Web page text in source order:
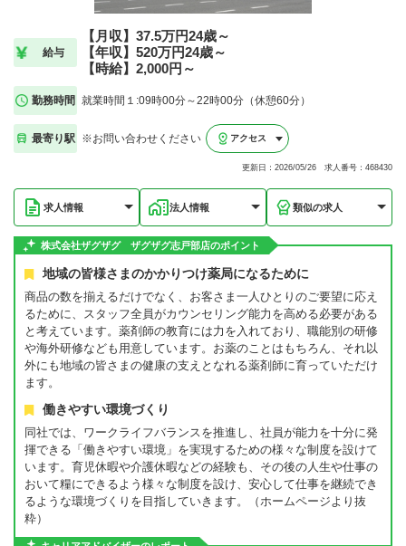
給与
【月収】37.5万円24歳～
【年収】520万円24歳～
【時給】2,000円～
勤務時間 就業時間１:09時00分～22時00分（休憩60分）
最寄り駅 ※お問い合わせください アクセス
更新日：2026/05/26 求人番号：468430
求人情報 法人情報 類似の求人
株式会社ザグザグ ザグザグ志戸部店のポイント
地域の皆様さまのかかりつけ薬局になるために
商品の数を揃えるだけでなく、お客さま一人ひとりのご要望に応え
るために、スタッフ全員がカウンセリング能力を高める必要がある
と考えています。薬剤師の教育には力を入れており、職能別の研修
や海外研修なども用意しています。お薬のことはもちろん、それ以
外にも地域の皆さまの健康の支えとなれる薬剤師に育っていただけ
ます。
働きやすい環境づくり
同社では、ワークライフバランスを推進し、社員が能力を十分に発
揮できる「働きやすい環境」を実現するための様々な制度を設けて
います。育児休暇や介護休暇などの経験も、その後の人生や仕事の
おいて糧にできるよう様々な制度を設け、安心して仕事を継続でき
るような環境づくりを目指していきます。（ホームページより抜
粋）